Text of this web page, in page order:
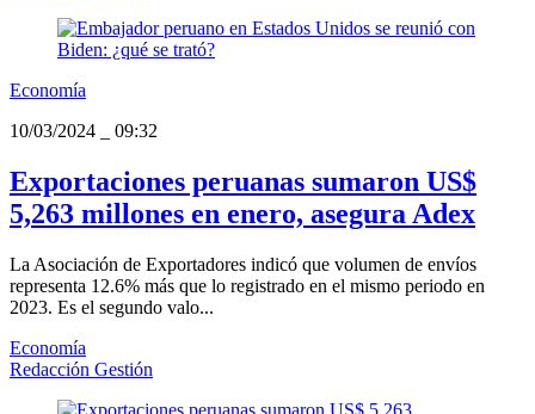
Economía
10/03/2024
09:32
Exportaciones peruanas sumaron US$
5,263 millones en enero, asegura Adex
La Asociación de Exportadores indicó que volumen de envíos
representa 12.6% más que lo registrado en el mismo periodo en
2023. Es el segundo valo...
Economía
Redacción Gestión